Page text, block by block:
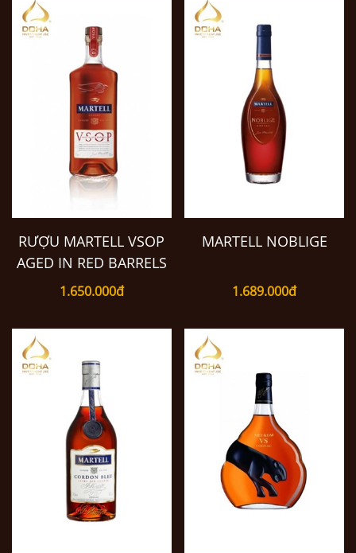
RƯỢU MARTELL VSOP
AGED IN RED BARRELS
1.650.000đ
MARTELL NOBLIGE
1.689.000đ